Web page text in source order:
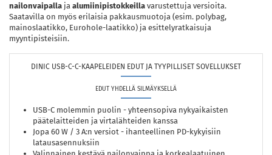
nailonvaipalla ja alumiinipistokkeilla varustettuja versioita.
Saatavilla on myös erilaisia pakkausmuotoja (esim. polybag,
mainoslaatikko, Eurohole-laatikko) ja esittelyratkaisuja
myyntipisteisiin.
DINIC USB-C-C-KAAPELEIDEN EDUT JA TYYPILLISET SOVELLUKSET
EDUT YHDELLÄ SILMÄYKSELLÄ
USB-C molemmin puolin - yhteensopiva nykyaikaisten
päätelaitteiden ja virtalähteiden kanssa
Jopa 60 W / 3 A:n versiot - ihanteellinen PD-kykyisiin
latausasennuksiin